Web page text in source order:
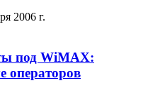
2006 г.
под WiMAX:
операторов